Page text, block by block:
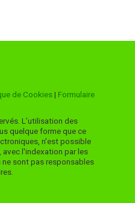
de Cookies| Formulaire
L’utilisation des
quelque forme que ce
n'est possible
l'indexation par les
ne sont pas responsables